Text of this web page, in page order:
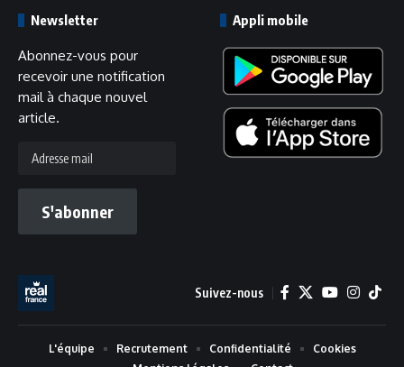
Newsletter
Abonnez-vous pour
recevoir une notification
mail à chaque nouvel
article.
mail
S'abonner
Appli mobile
Suivez-nous
L'équipe Recrutement Confidentialité
Cookies